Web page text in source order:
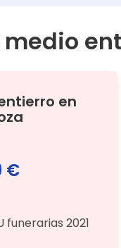
medio
en
€
funerarias 2021